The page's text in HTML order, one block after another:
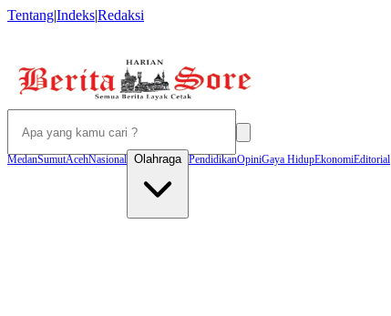
Tentang|Indeks|Redaksi
MedanSumutAcehNasional Olahraga PendidikanOpiniGaya HidupEkonomiEditorial